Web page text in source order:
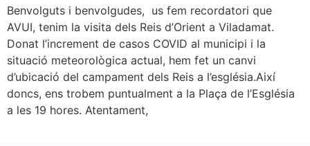
Benvolguts i benvolgudes, us fem recordatori que
AVUI, tenim la visita dels Reis d’Orient a Viladamat.
Donat l’increment de casos COVID al municipi i la
situació meteorològica actual, hem fet un canvi
d’ubicació del campament dels Reis a l’església.Així
doncs, ens trobem puntualment a la Plaça de l’Església
a les 19 hores. Atentament,